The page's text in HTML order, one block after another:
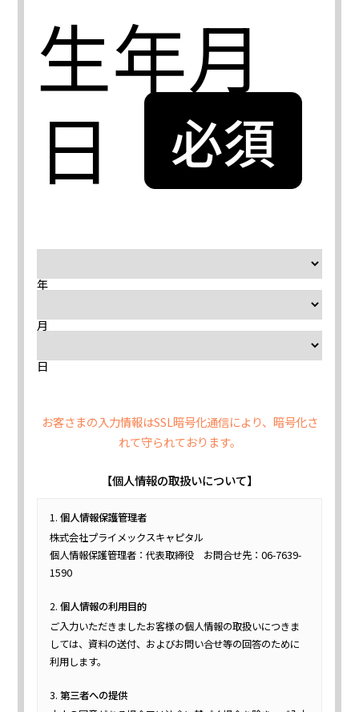
生年月
日
年
月
日
お客さまの入力情報はSSL暗号化通信により、暗号化さ
れて守られております。
【個人情報の取扱いについて】
個人情報保護管理者
株式会社プライメックスキャピタル
個人情報保護管理者：代表取締役 お問合せ先：06-7639-
1590
個人情報の利用目的
ご入力いただきましたお客様の個人情報の取扱いにつきま
しては、資料の送付、およびお問い合せ等の回答のために
利用します。
第三者への提供